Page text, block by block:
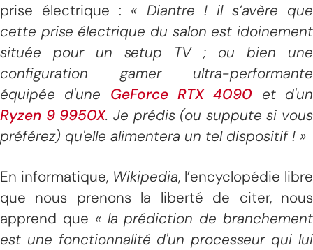
prise électrique : « Diantre ! il s’avère que
cette prise électrique du salon est idoinement
située pour un setup TV ; ou bien une
configuration gamer ultra-performante
équipée d'une GeForce RTX 4090 et d'un
Ryzen 9 9950X. Je prédis (ou suppute si vous
préférez) qu'elle alimentera un tel dispositif ! »
En informatique, Wikipedia, l’encyclopédie libre
que nous prenons la liberté de citer, nous
apprend que « la prédiction de branchement
est une fonctionnalité d'un processeur qui lui